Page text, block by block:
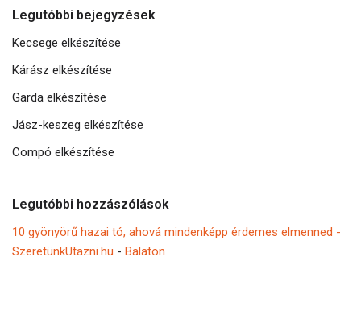
Legutóbbi bejegyzések
Kecsege elkészítése
Kárász elkészítése
Garda elkészítése
Jász-keszeg elkészítése
Compó elkészítése
Legutóbbi hozzászólások
10 gyönyörű hazai tó, ahová mindenképp érdemes elmenned -
SzeretünkUtazni.hu - Balaton